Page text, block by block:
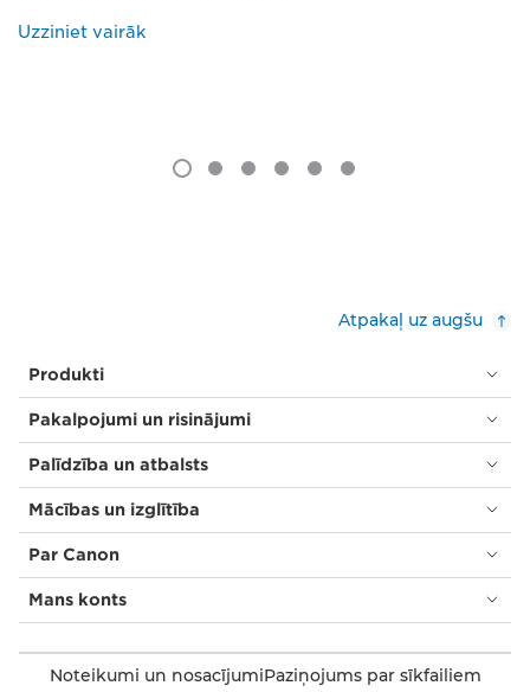
Uzziniet vairāk
Atpakaļ uz augšu
Produkti
Pakalpojumi un risinājumi
Palīdzība un atbalsts
Mācības un izglītība
Par Canon
Mans konts
Noteikumi un nosacījumiPaziņojums par sīkfailiem